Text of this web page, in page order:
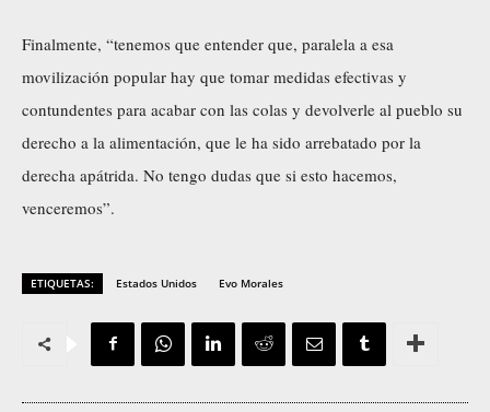
Finalmente, “tenemos que entender que, paralela a esa
movilización popular hay que tomar medidas efectivas y
contundentes para acabar con las colas y devolverle al pueblo su
derecho a la alimentación, que le ha sido arrebatado por la
derecha apátrida. No tengo dudas que si esto hacemos,
venceremos”.
ETIQUETAS: Estados Unidos Evo Morales